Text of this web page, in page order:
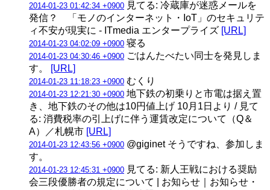
2014-01-23 01:42:34 +0900 見てる: 冷蔵庫が迷惑メールを
発信？ 「モノのインターネット・IoT」のセキュリテ
ィ不安が現実に - ITmedia エンタープライズ [URL]
2014-01-23 04:02:09 +0900 寝る
2014-01-23 04:30:46 +0900 ごはんたべたい同士を発見しま
す。
[URL]
2014-01-23 11:18:23 +0900 むくり
2014-01-23 12:21:30 +0900 地下鉄の初乗りと市電は据え置
き、地下鉄のその他は10円値上げ 10月1日より / 見て
る: 消費税率の引上げに伴う運賃改定について（Q＆
A）／札幌市 [URL]
2014-01-23 12:43:56 +0900 @giginet そうですね、参加しま
す。
2014-01-23 12:45:31 +0900 見てる: 新人王戦における奨励
会三段優勝者の規定について | お知らせ｜お知らせ・